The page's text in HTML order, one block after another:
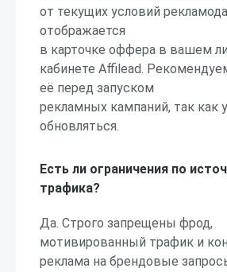
от текущих условий
отображается
в карточке оффера в вашем
кабинете Affilead.
её перед запуском
рекламных кампаний, так как
обновляться.
Есть ли ограничения по
трафика?
Да. Строго запрещены фрод,
мотивированный трафик и
реклама на брендовые